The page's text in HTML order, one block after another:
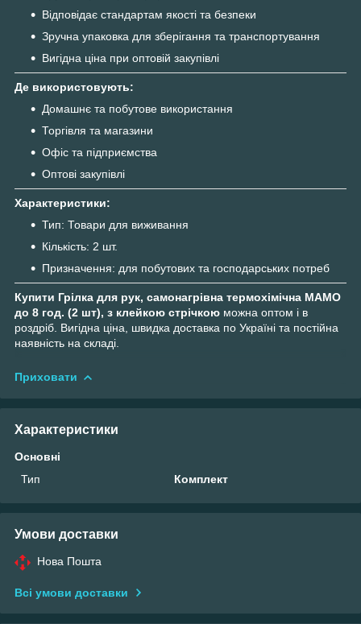
Відповідає стандартам якості та безпеки
Зручна упаковка для зберігання та транспортування
Вигідна ціна при оптовій закупівлі
Де використовують:
Домашнє та побутове використання
Торгівля та магазини
Офіс та підприємства
Оптові закупівлі
Характеристики:
Тип: Товари для виживання
Кількість: 2 шт.
Призначення: для побутових та господарських потреб
Купити Грілка для рук, самонагрівна термохімічна МАМО
до 8 год. (2 шт), з клейкою стрічкою можна оптом і в
роздріб. Вигідна ціна, швидка доставка по Україні та постійна
наявність на складі.
Приховати
Характеристики
Основні
Тип
Комплект
Умови доставки
Нова Пошта
Всі умови доставки